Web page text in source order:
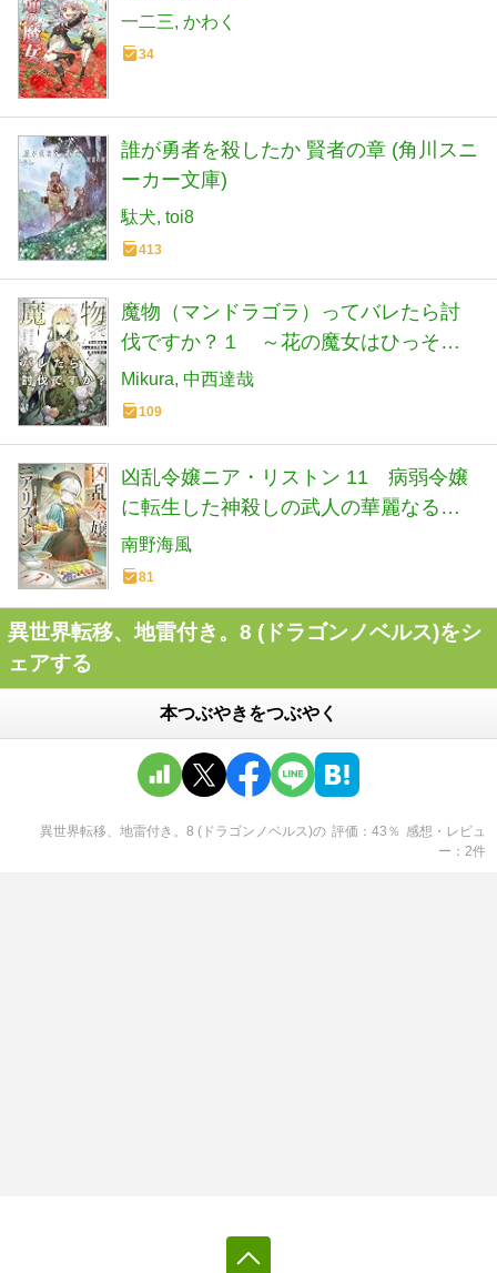
一二三 かわく
34
誰が勇者を殺したか 賢者の章 (角川スニ
ーカー文庫)
駄犬 toi8
413
魔物（マンドラゴラ）ってバレたら討
伐ですか？１ ～花の魔女はひっそり
平穏に暮らしたい～ (アース・スターノ
ベル)
Mikura 中西達哉
109
凶乱令嬢ニア・リストン 11 病弱令嬢
に転生した神殺しの武人の華麗なる無
双録 (HJ文庫 み 07-01-11)
南野海風
81
異世界転移、地雷付き。8 (ドラゴンノベルス)をシ
ェアする
本つぶやきをつぶやく
異世界転移、地雷付き。8 (ドラゴンノベルス)の 評価 43 ％ 感想・レビュ
ー
2件